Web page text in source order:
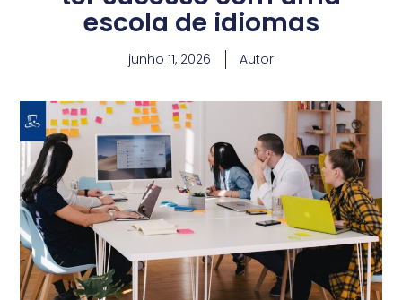
escola de idiomas
junho 11, 2026 Autor